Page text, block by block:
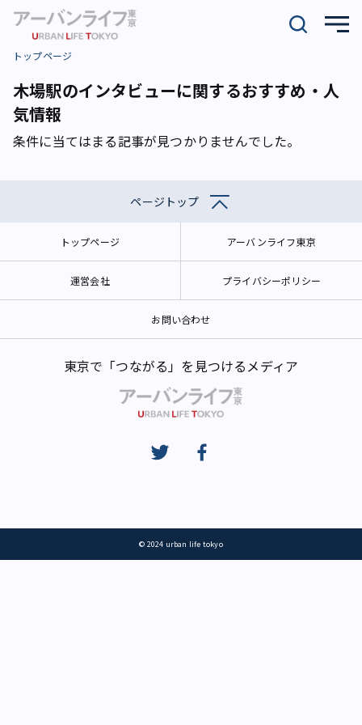
トップページ
木場駅のインタビューに関するおすすめ・人
気情報
条件に当てはまる記事が見つかりませんでした。
ページトップ
トップページ アーバンライフ東京
運営会社 プライバシーポリシー
お問い合わせ
東京で「つながる」を見つけるメディア
© 2024 urban life tokyo